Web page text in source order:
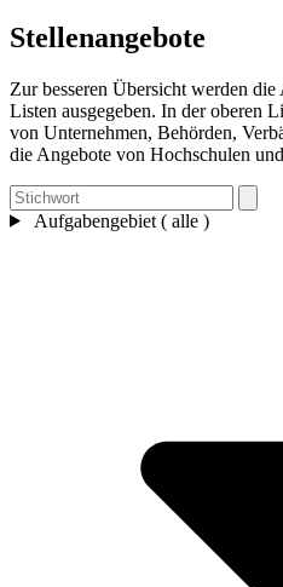
Stellenangebote
Zur besseren Übersicht werden
Listen ausgegeben. In der oberen
von Unternehmen, Behörden,
die Angebote von Hochschulen
Aufgabengebiet ( alle )